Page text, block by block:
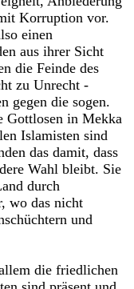
Korruption vor.
einen
aus ihrer Sicht
die Feinde des
zu Unrecht -
gegen die sogen.
Gottlosen in Mekka
Islamisten sind
das damit, dass
Wahl bleibt. Sie
durch
wo das nicht
und
die friedlichen